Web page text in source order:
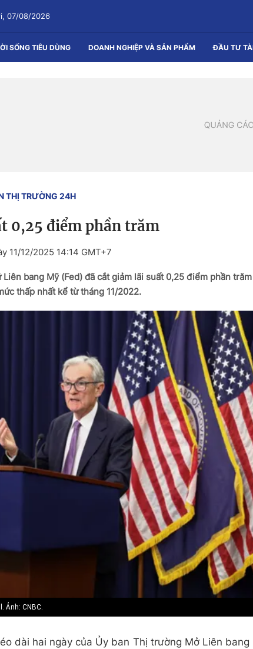
07/08/2026
SỐNG TIÊU DÙNG DOANH NGHIỆP VÀ SẢN PHẨM ĐẦU TƯ
THỊ TRƯỜNG 24H
0,25 điểm phần trăm
11/12/2025 14:14 GMT+7
Liên bang Mỹ (Fed) đã cắt giảm lãi suất 0,25 điểm phần
thấp nhất kể từ tháng 11/2022.
Ảnh: CNBC.
dài hai ngày của Ủy ban Thị trường Mở Liên